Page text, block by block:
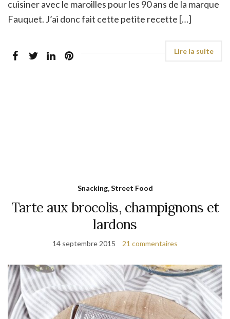
cuisiner avec le maroilles pour les 90 ans de la marque
Fauquet. J’ai donc fait cette petite recette […]
Snacking, Street Food
Tarte aux brocolis, champignons et
lardons
14 septembre 2015 21 commentaires